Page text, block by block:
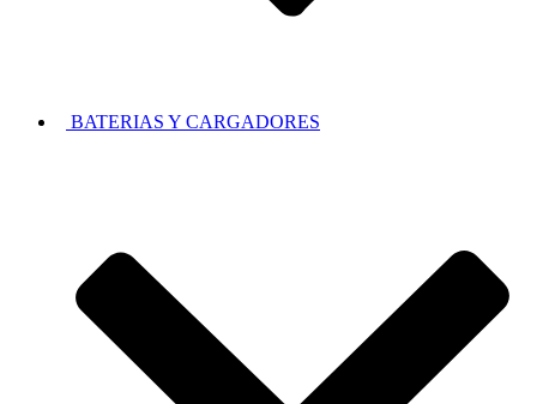
BATERIAS Y CARGADORES